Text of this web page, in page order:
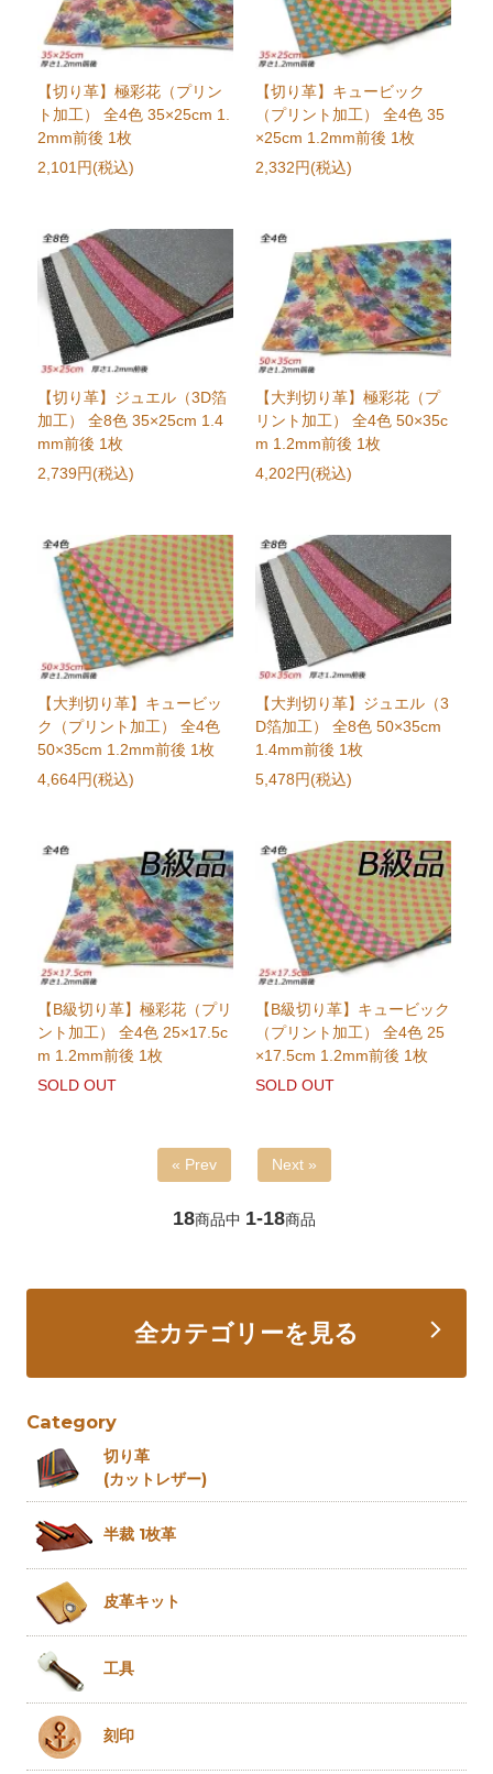
【切り革】極彩花（プリン
ト加工） 全4色 35×25cm 1.
2mm前後 1枚
2,101円(税込)
【切り革】キュービック
（プリント加工） 全4色 35
×25cm 1.2mm前後 1枚
2,332円(税込)
【切り革】ジュエル（3D箔
加工） 全8色 35×25cm 1.4
mm前後 1枚
2,739円(税込)
【大判切り革】極彩花（プ
リント加工） 全4色 50×35c
m 1.2mm前後 1枚
4,202円(税込)
【大判切り革】キュービッ
ク（プリント加工） 全4色
50×35cm 1.2mm前後 1枚
4,664円(税込)
【大判切り革】ジュエル（3
D箔加工） 全8色 50×35cm
1.4mm前後 1枚
5,478円(税込)
【B級切り革】極彩花（プリ
ント加工） 全4色 25×17.5c
m 1.2mm前後 1枚
SOLD OUT
【B級切り革】キュービック
（プリント加工） 全4色 25
×17.5cm 1.2mm前後 1枚
SOLD OUT
« Prev Next »
18商品中 1-18商品
全カテゴリーを見る
Category
切り革
(カットレザー)
半裁 1枚革
皮革キット
工具
刻印